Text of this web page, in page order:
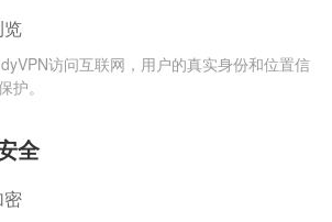
览
访问互联网，用户的真实身份和位置信
护。
全
密